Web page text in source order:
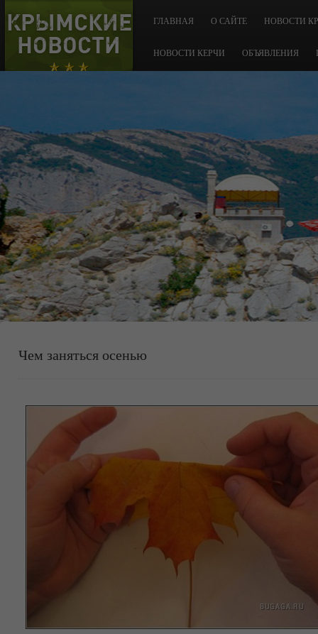
КРЫМСКИЕ
НОВОСТИ
ГЛАВНАЯ О САЙТЕ НОВОСТИ
НОВОСТИ КЕРЧИ ОБЪЯВЛЕНИЯ
Чем заняться осенью